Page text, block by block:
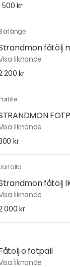
500 kr
fåtölj
liknande
200 kr
liknande
kr
fåtölj
liknande
000 kr
o fotpall
liknande